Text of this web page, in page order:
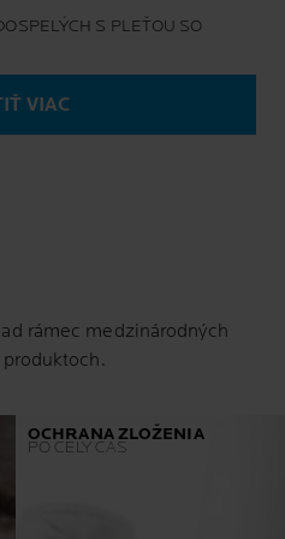
S PLEŤOU SO
VIAC
rámec medzinárodných
OCHRANA ZLOŽENIA
PO CELÝ ČAS